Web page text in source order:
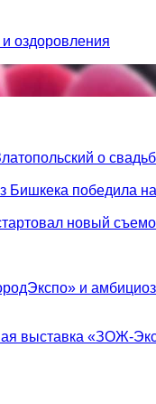
о
Бишкека победила
новый
и
выставка «ЗОЖ-